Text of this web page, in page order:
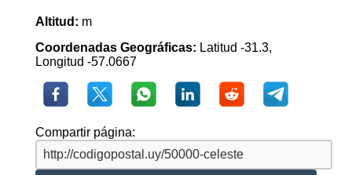
Altitud: m
Coordenadas Geográficas: Latitud -31.3,
Longitud -57.0667
Compartir página: